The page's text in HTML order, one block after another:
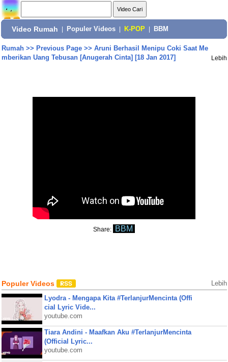
Video Rumah Populer Videos K-POP BBM
Rumah>> Previous Page>> Aruni Berhasil Menipu Coki Saat Me
mberikan Uang Tebusan [Anugerah Cinta] [18 Jan 2017]
Lebih
Share: BBM
Populer Videos Lebih
Lyodra - Mengapa Kita #TerlanjurMencinta (Offi
cial Lyric Vide...
youtube.com
Tiara Andini - Maafkan Aku #TerlanjurMencinta
(Official Lyric...
youtube.com